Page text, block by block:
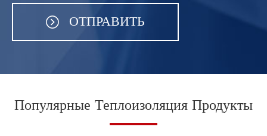
ОТПРАВИТЬ
Популярные Теплоизоляция Продукты